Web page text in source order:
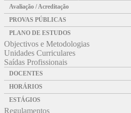
Avaliação / Acreditação
PROVAS PÚBLICAS
PLANO DE ESTUDOS
Objectivos e Metodologias
Unidades Curriculares
Saídas Profissionais
DOCENTES
HORÁRIOS
ESTÁGIOS
Regulamentos